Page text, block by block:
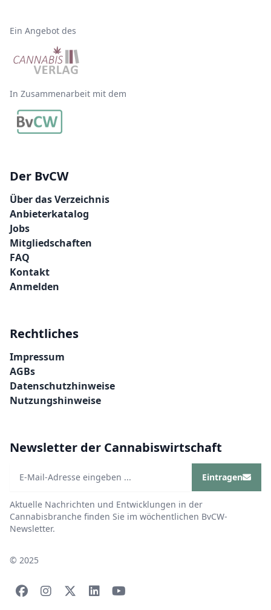
Ein Angebot des
In Zusammenarbeit mit dem
Der BvCW
Über das Verzeichnis
Anbieterkatalog
Jobs
Mitgliedschaften
FAQ
Kontakt
Anmelden
Rechtliches
Impressum
AGBs
Datenschutzhinweise
Nutzungshinweise
Newsletter der Cannabiswirtschaft
Eintragen
Aktuelle Nachrichten und Entwicklungen in der
Cannabisbranche finden Sie im wöchentlichen BvCW-
Newsletter.
© 2025